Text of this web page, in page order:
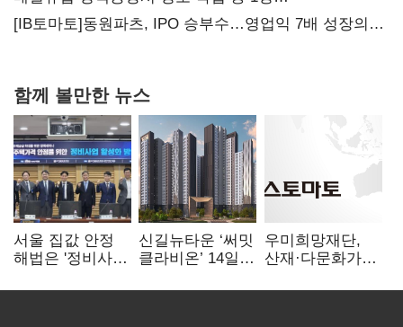
사망…"안전관리체계 재점검"
[IB토마토]동원파츠, IPO 승부수…영업익 7배 성장의
함께 볼만한 뉴스
서울 집값 안정
해법은 '정비사업
분쟁 해소도 과제
신길뉴타운 ‘써밋
클라비온’ 14일
우미희망재단,
산재·다문화가정
해외캠프 성료